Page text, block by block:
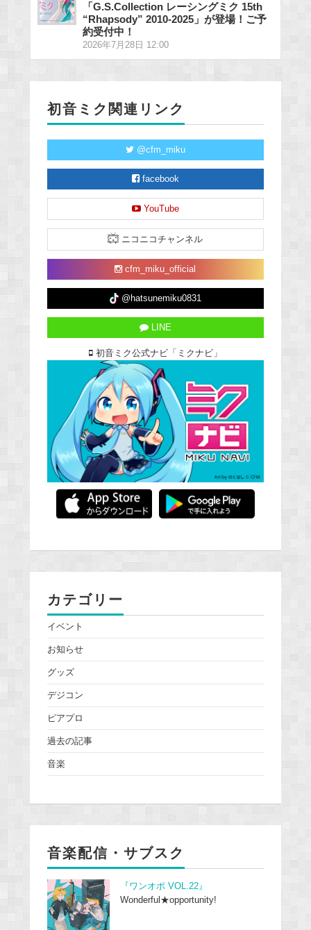
「G.S.Collection レーシングミク 15th
“Rhapsody” 2010-2025」が登場！ご予
約受付中！
2026年7月28日 12:00
初音ミク関連リンク
@cfm_miku
facebook
YouTube
ニコニコチャンネル
cfm_miku_official
@hatsunemiku0831
LINE
初音ミク公式ナビ「ミクナビ」
カテゴリー
イベント
お知らせ
グッズ
デジコン
ピアプロ
過去の記事
音楽
音楽配信・サブスク
『ワンオポ VOL.22』
Wonderful★opportunity!